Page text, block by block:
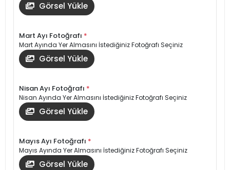
Görsel Yükle
Mart Ayı Fotoğrafı *
Mart Ayında Yer Almasını İstediğiniz Fotoğrafı Seçiniz
Görsel Yükle
Nisan Ayı Fotoğrafı *
Nisan Ayında Yer Almasını İstediğiniz Fotoğrafı Seçiniz
Görsel Yükle
Mayıs Ayı Fotoğrafı *
Mayıs Ayında Yer Almasını İstediğiniz Fotoğrafı Seçiniz
Görsel Yükle